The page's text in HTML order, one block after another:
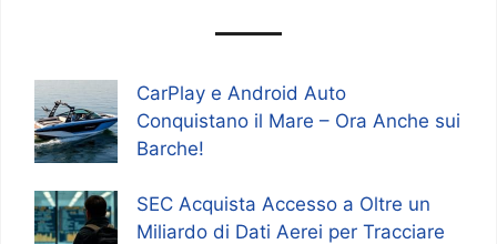
CarPlay e Android Auto
Conquistano il Mare – Ora Anche sui
Barche!
SEC Acquista Accesso a Oltre un
Miliardo di Dati Aerei per Tracciare